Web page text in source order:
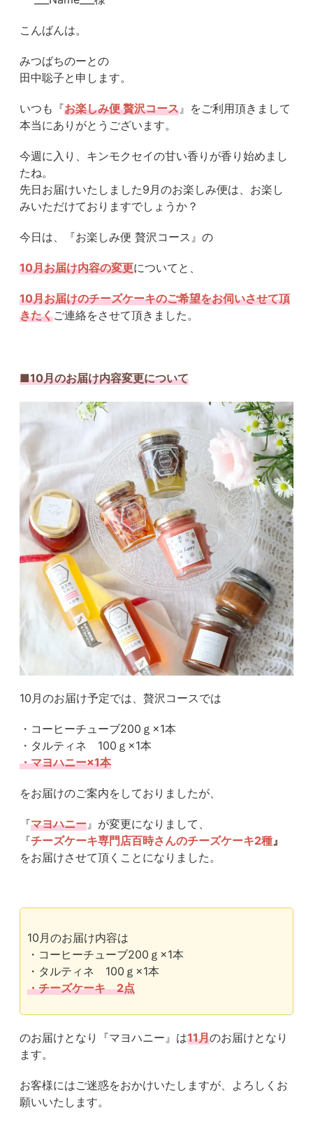
こんばんは。
みつばちのーとの
田中聡子と申します。
いつも『お楽しみ便 贅沢コース』をご利用頂きまして
本当にありがとうございます。
今週に入り、キンモクセイの甘い香りが香り始めまし
たね。
先日お届けいたしました9月のお楽しみ便は、お楽し
みいただけておりますでしょうか？
今日は、『お楽しみ便 贅沢コース』の
10月お届け内容の変更についてと、
10月お届けのチーズケーキのご希望をお伺いさせて頂
きたくご連絡をさせて頂きました。
■10月のお届け内容変更について
10月のお届け予定では、贅沢コースでは
・コーヒーチューブ200ｇ×1本
・タルティネ 100ｇ×1本
・マヨハニー×1本
をお届けのご案内をしておりましたが、
『マヨハニー』が変更になりまして、
『チーズケーキ専門店百時さんのチーズケーキ2種』
をお届けさせて頂くことになりました。
10月のお届け内容は
・コーヒーチューブ200ｇ×1本
・タルティネ 100ｇ×1本
・チーズケーキ 2点
のお届けとなり『マヨハニー』は11月のお届けとなり
ます。
お客様にはご迷惑をおかけいたしますが、よろしくお
願いいたします。